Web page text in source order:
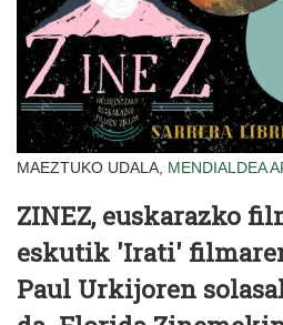
MAEZTUKO UDALA, MENDIALDEA
ZINEZ, euskarazko
eskutik 'Irati'
Paul Urkijoren